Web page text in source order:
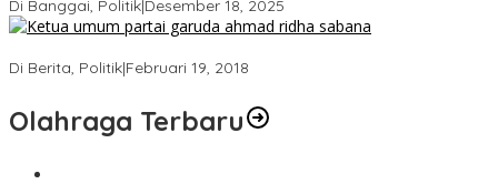
Di Banggai, Politik|Desember 18, 2025
Di Berita, Politik|Februari 19, 2018
Olahraga Terbaru